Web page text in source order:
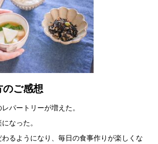
のご感想
パートリーが増えた。
なった。
わるようになり、毎日の食事作りが楽しくな